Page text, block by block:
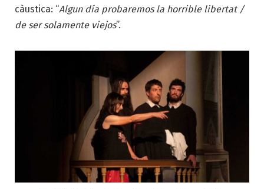
càustica: “Algun día probaremos la horrible libertat /
de ser solamente viejos”.